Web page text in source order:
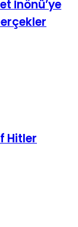
İnönü’ye
Hitler